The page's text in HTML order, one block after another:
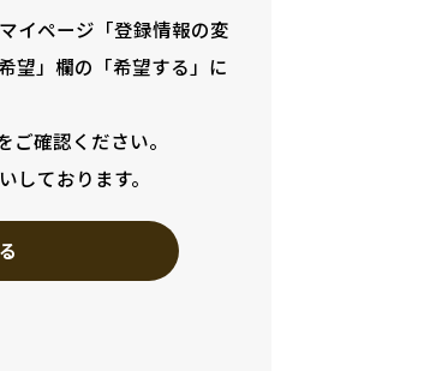
イページ「登録情報の変
望」欄の「希望する」に
ご確認ください。
ております。